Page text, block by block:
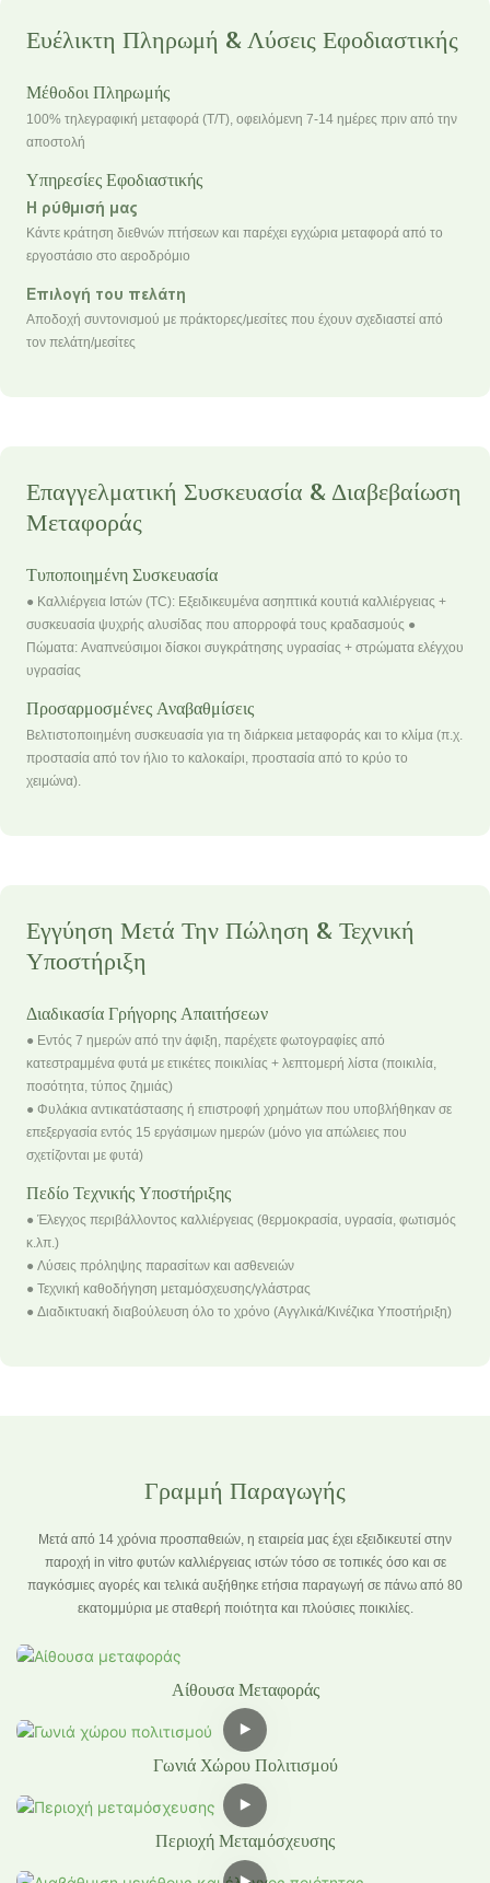
Ευέλικτη Πληρωμή & Λύσεις Εφοδιαστικής
Μέθοδοι Πληρωμής
100% τηλεγραφική μεταφορά (T/T), οφειλόμενη 7-14 ημέρες πριν από την
αποστολή
Υπηρεσίες Εφοδιαστικής
Η ρύθμισή μας
Κάντε κράτηση διεθνών πτήσεων και παρέχει εγχώρια μεταφορά από το
εργοστάσιο στο αεροδρόμιο
Επιλογή του πελάτη
Αποδοχή συντονισμού με πράκτορες/μεσίτες που έχουν σχεδιαστεί από
τον πελάτη/μεσίτες
Επαγγελματική Συσκευασία & Διαβεβαίωση
Μεταφοράς
Τυποποιημένη Συσκευασία
● Καλλιέργεια Ιστών (TC): Εξειδικευμένα ασηπτικά κουτιά καλλιέργειας +
συσκευασία ψυχρής αλυσίδας που απορροφά τους κραδασμούς ●
Πώματα: Αναπνεύσιμοι δίσκοι συγκράτησης υγρασίας + στρώματα ελέγχου
υγρασίας
Προσαρμοσμένες Αναβαθμίσεις
Βελτιστοποιημένη συσκευασία για τη διάρκεια μεταφοράς και το κλίμα (π.χ.
προστασία από τον ήλιο το καλοκαίρι, προστασία από το κρύο το
χειμώνα).
Εγγύηση Μετά Την Πώληση & Τεχνική
Υποστήριξη
Διαδικασία Γρήγορης Απαιτήσεων
● Εντός 7 ημερών από την άφιξη, παρέχετε φωτογραφίες από
κατεστραμμένα φυτά με ετικέτες ποικιλίας + λεπτομερή λίστα (ποικιλία,
ποσότητα, τύπος ζημιάς)
● Φυλάκια αντικατάστασης ή επιστροφή χρημάτων που υποβλήθηκαν σε
επεξεργασία εντός 15 εργάσιμων ημερών (μόνο για απώλειες που
σχετίζονται με φυτά)
Πεδίο Τεχνικής Υποστήριξης
● Έλεγχος περιβάλλοντος καλλιέργειας (θερμοκρασία, υγρασία, φωτισμός
κ.λπ.)
● Λύσεις πρόληψης παρασίτων και ασθενειών
● Τεχνική καθοδήγηση μεταμόσχευσης/γλάστρας
● Διαδικτυακή διαβούλευση όλο το χρόνο (Αγγλικά/Κινέζικα Υποστήριξη)
Γραμμή Παραγωγής
Μετά από 14 χρόνια προσπαθειών, η εταιρεία μας έχει εξειδικευτεί στην
παροχή in vitro φυτών καλλιέργειας ιστών τόσο σε τοπικές όσο και σε
παγκόσμιες αγορές και τελικά αυξήθηκε ετήσια παραγωγή σε πάνω από 80
εκατομμύρια με σταθερή ποιότητα και πλούσιες ποικιλίες.
Αίθουσα Μεταφοράς
Γωνιά Χώρου Πολιτισμού
Περιοχή Μεταμόσχευσης